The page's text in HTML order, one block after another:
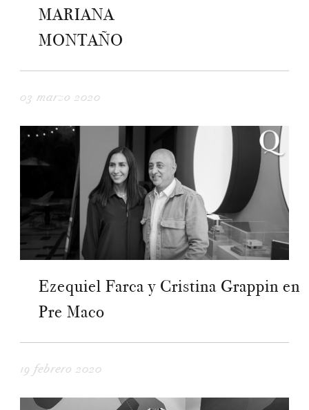
MARIANA
MONTAÑO
03 marzo 2020
Ezequiel Farca y Cristina Grappin en
Pre Maco
19 febrero 2020